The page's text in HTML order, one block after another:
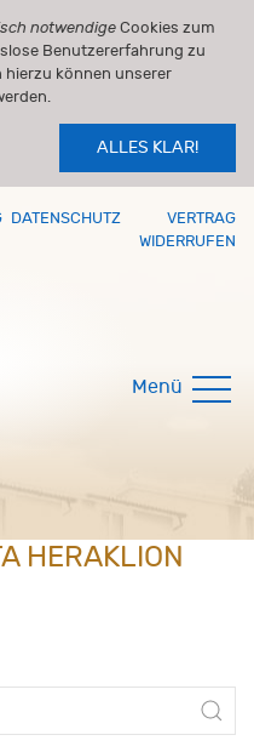
notwendige Cookies zum
Benutzererfahrung zu
hierzu können unserer
ALLES KLAR!
DATENSCHUTZ
VERTRAG
WIDERRUFEN
Menü
HERAKLION